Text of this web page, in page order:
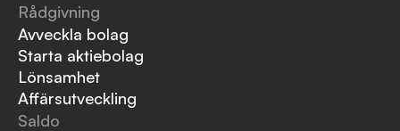
Rådgivning
Avveckla bolag
Starta aktiebolag
Lönsamhet
Affärsutveckling
Saldo